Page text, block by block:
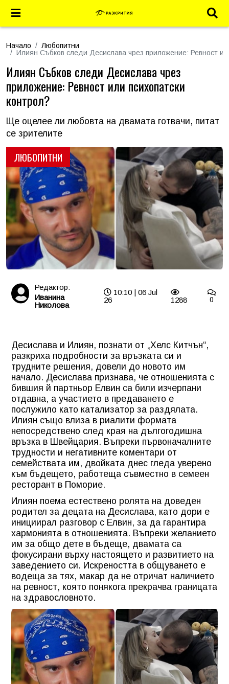
Начало
Любопитни
Илиян Събков следи Десислава чрез приложение: Ревност
ЛЮБОПИТНИ
Илиян Събков следи Десислава чрез
приложение: Ревност или психопатски
контрол?
Ще оцелее ли любовта на двамата готвачи, питат
се зрителите
Редактор:
Иванина
Николова
10:10 | 06 Jul
26
1288 0
Десислава и Илиян, познати от „Хелс Китчън“,
разкриха подробности за връзката си и
трудните решения, довели до новото им
начало. Десислава признава, че отношенията с
бившия й партньор Елвин са били изчерпани
отдавна, а участието в предаването е
послужило като катализатор за раздялата.
Илиян също влиза в риалити формата
непосредствено след края на дългогодишна
връзка в Швейцария. Въпреки първоначалните
трудности и негативните коментари от
семействата им, двойката днес гледа уверено
към бъдещето, работеща съвместно в семеен
ресторант в Поморие.
Илиян поема естествено ролята на доведен
родител за децата на Десислава, като дори е
инициирал разговор с Елвин, за да гарантира
хармонията в отношенията. Въпреки желанието
им за общо дете в бъдеще, двамата са
фокусирани върху настоящето и развитието на
заведението си. Искреността в общуването е
водеща за тях, макар да не отричат наличието
на ревност, която понякога прекрачва границата
на здравословното.